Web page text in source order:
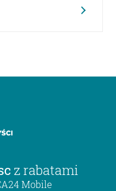
z rabatami
Mobile